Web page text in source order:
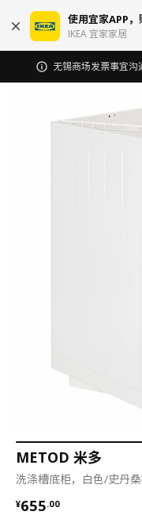
使用宜家APP
IKEA 宜家家居
无锡商场发票事宜沟
METOD 米多
洗涤槽底柜，白色/史丹
¥655.00
¥ 655.00